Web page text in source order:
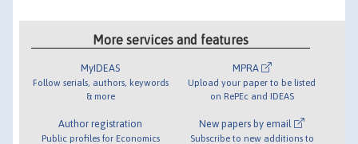
More services and features
MyIDEAS
Follow serials, authors, keywords
& more
Author registration
Public profiles for Economics
MPRA
Upload your paper to be listed
on RePEc and IDEAS
New papers by email
Subscribe to new additions to